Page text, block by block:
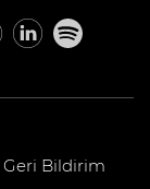
Geri Bildirim